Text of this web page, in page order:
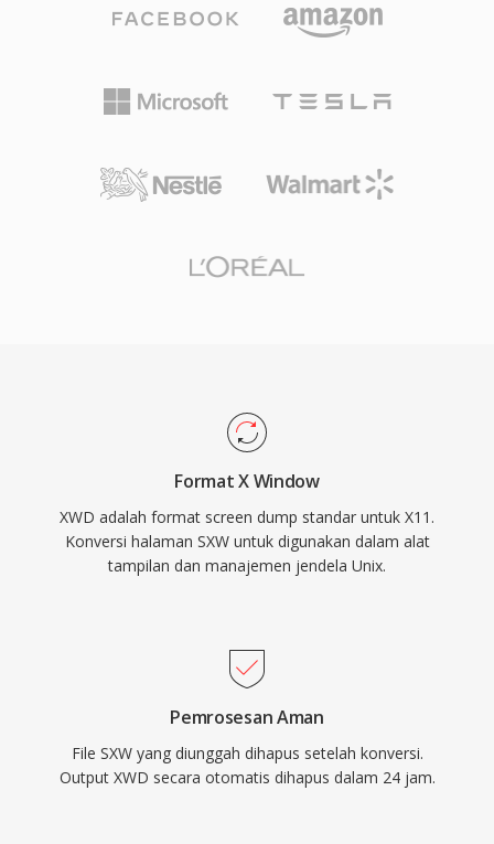
Format X Window
XWD adalah format screen dump standar untuk X11.
Konversi halaman SXW untuk digunakan dalam alat
tampilan dan manajemen jendela Unix.
Pemrosesan Aman
File SXW yang diunggah dihapus setelah konversi.
Output XWD secara otomatis dihapus dalam 24 jam.